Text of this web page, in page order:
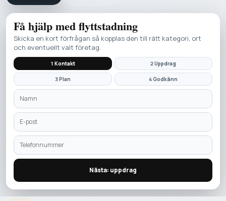
Få hjälp medflyttstadning
Skicka en kort förfrågan så kopplas den till rätt kategori, ort
och eventuellt valt företag.
1 Kontakt 2 Uppdrag
3 Plan 4 Godkänn
Nästa: uppdrag